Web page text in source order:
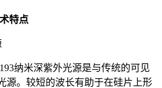
特点
纳米深紫外光源是与传统的可见
源。较短的波长有助于在硅片上形